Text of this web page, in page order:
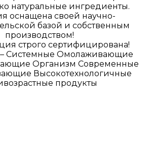
натуральные ингредиенты.
оснащена своей научно-
базой и собственным
производством!
строго сертифицирована!
– Системные Омолаживающие
Организм Современные
Высокотехнологичные
продукты